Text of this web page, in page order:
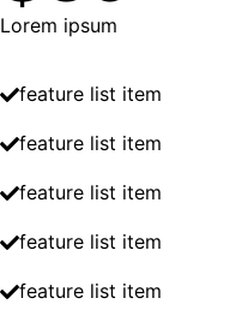
Lorem ipsum
feature list item
feature list item
feature list item
feature list item
feature list item